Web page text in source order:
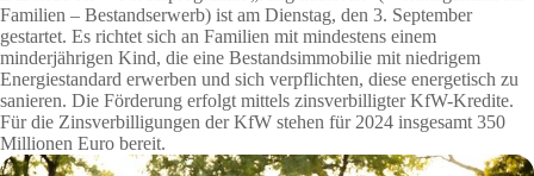
Familien – Bestandserwerb) ist am Dienstag, den 3. September
gestartet. Es richtet sich an Familien mit mindestens einem
minderjährigen Kind, die eine Bestandsimmobilie mit niedrigem
Energiestandard erwerben und sich verpflichten, diese energetisch zu
sanieren. Die Förderung erfolgt mittels zinsverbilligter KfW-Kredite.
Für die Zinsverbilligungen der KfW stehen für 2024 insgesamt 350
Millionen Euro bereit.